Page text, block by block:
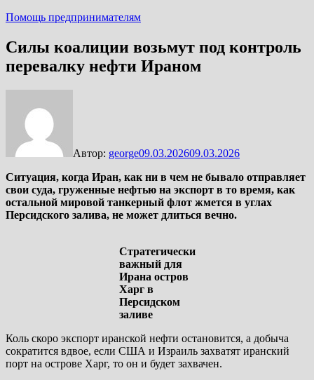
Помощь предпринимателям
Силы коалиции возьмут под контроль
перевалку нефти Ираном
Автор: george09.03.202609.03.2026
Ситуация, когда Иран, как ни в чем не бывало отправляет
свои суда, груженные нефтью на экспорт в то время, как
остальной мировой танкерный флот жмется в углах
Персидского залива, не может длиться вечно.
Стратегически
важный для
Ирана остров
Харг в
Персидском
заливе
Коль скоро экспорт иранской нефти остановится, а добыча
сократится вдвое, если США и Израиль захватят иранский
порт на острове Харг, то он и будет захвачен.